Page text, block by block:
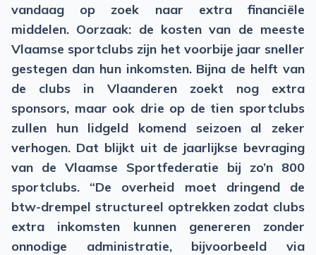
vandaag op zoek naar extra financiële
middelen. Oorzaak: de kosten van de meeste
Vlaamse sportclubs zijn het voorbije jaar sneller
gestegen dan hun inkomsten. Bijna de helft van
de clubs in Vlaanderen zoekt nog extra
sponsors, maar ook drie op de tien sportclubs
zullen hun lidgeld komend seizoen al zeker
verhogen. Dat blijkt uit de jaarlijkse bevraging
van de Vlaamse Sportfederatie bij zo’n 800
sportclubs. “De overheid moet dringend de
btw-drempel structureel optrekken zodat clubs
extra inkomsten kunnen genereren zonder
onnodige administratie, bijvoorbeeld via